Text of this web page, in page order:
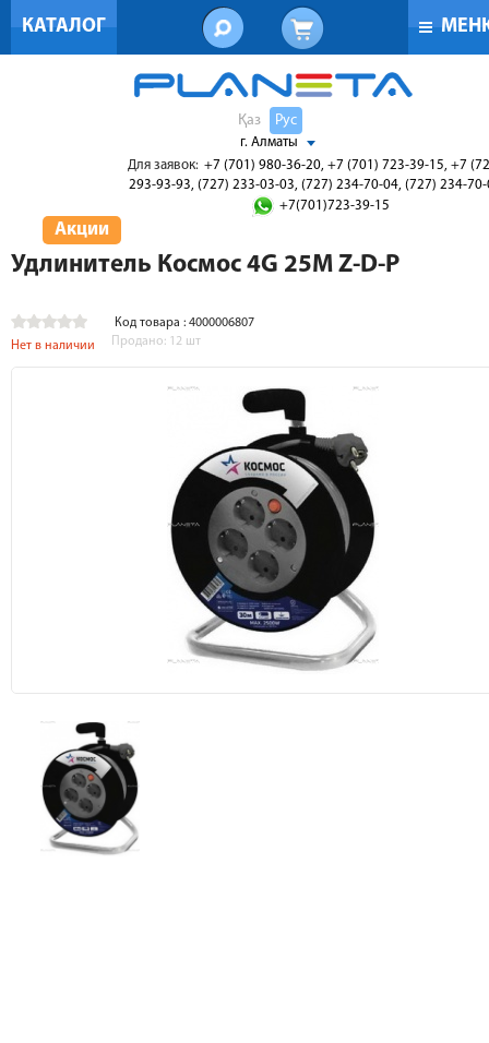
КАТАЛОГ
Қаз Рус
г. Алматы
Для заявок: +7 (701) 980-36-20, +7 (701) 723-39-15, +7
293-93-93, (727) 233-03-03, (727) 234-70-04, (727) 234-
+7(701)723-39-15
Акции
Удлинитель Космос 4G 25М Z-D-P
Код товара : 4000006807
Нет в наличии
Продано: 12 шт